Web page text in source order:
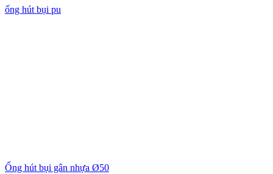
ống hút bụi pu
Ống hút bụi gân nhựa Ø50